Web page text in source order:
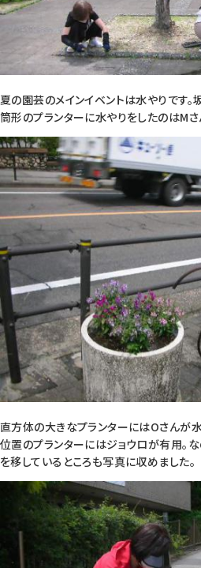
夏の園芸のメインイベントは水やりです
筒形のプランターに水やりをしたのはMさ
直方体の大きなプランターにはOさんが
位置のプランターにはジョウロが有用。
を移しているところも写真に収めました。